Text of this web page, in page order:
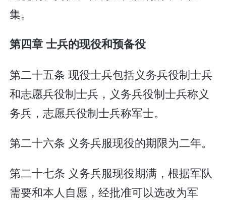
集。
第四章 士兵的现役和预备役
第二十五条 现役士兵包括义务兵役制士兵
和志愿兵役制士兵，义务兵役制士兵称义
务兵，志愿兵役制士兵称军士。
第二十六条 义务兵服现役的期限为二年。
第二十七条 义务兵服现役期满，根据军队
需要和本人自愿，经批准可以选改为军